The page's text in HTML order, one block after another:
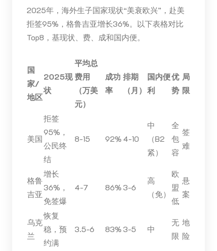
2025年，海外生子国家现状“美衰欧兴”，赴美
拒签95%，格鲁吉亚增长36%。以下表格对比
Top8，基现状、费、成和国内便。
国
家/
地区
2025现
状
平均总
费用
（万美
元）
成功
率
排期
（月）
国内便
利
优
势
局
限
美国
拒签
95%，
公民终
结
8-15 92% 4-10
中
（B2
紧）
全
包
容
签
难
格鲁
吉亚
增长
36%，
免签爆
4-7 86%3-6
高
（免）
欧
盟
低
悬
案
乌克
兰
恢复
稳，预
约满
3.5-6 83%3-5 中
无
限
地
险